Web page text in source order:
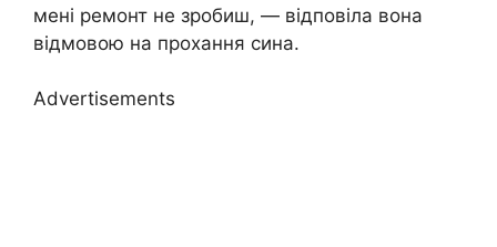
мені ремонт не зробиш, — відповіла вона
відмовою на прохання сина.
Advertisements